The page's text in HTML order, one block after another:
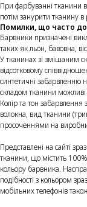
При фарбуванні тканини
потім занурити тканину в
Помилки, що часто
Барвники призначені
таких як льон, бавовна,
У тканинах зі змішаним
відсотковому
синтетичні забарвленню
складом тканини можливі
Колір та тон забарвлення
волокна, вид тканини
просоченнями на
Представлені на сайті
тканини, що містить
кольору барвника.
подібності з кольором
мобільних телефонів